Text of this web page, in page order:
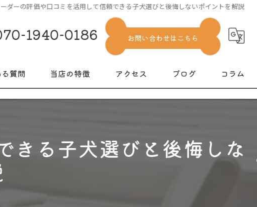
ダーの評価や口コミを活用して信頼できる子犬選びと後悔しないポイントを解説
1940-0186 お問い合わせはこちら
質問 当店の特徴
トイプードル
アクセス ブログ コラム
きる子犬選びと後悔しな